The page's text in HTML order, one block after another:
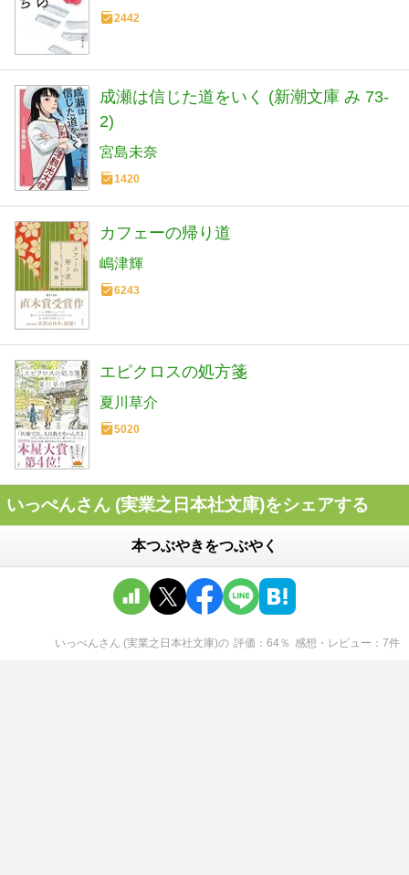
2442
成瀬は信じた道をいく (新潮文庫 み 73-
2)
宮島未奈
1420
カフェーの帰り道
嶋津輝
6243
エピクロスの処方箋
夏川草介
5020
いっぺんさん (実業之日本社文庫)をシェアする
本つぶやきをつぶやく
いっぺんさん (実業之日本社文庫)の 評価 64％ 感想・レビュー 7件